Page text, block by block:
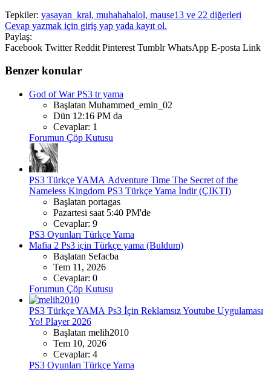
Tepkiler: yasayan_kral, muhahahalol, mause13 ve 22 diğerleri
Cevap yazmak için giriş yap yada kayıt ol.
Paylaş:
Facebook Twitter Reddit Pinterest Tumblr WhatsApp E-posta Link
Benzer konular
God of War PS3 tr yama
Başlatan Muhammed_emin_02
Dün 12:16 PM da
Cevaplar: 1
Forumun Çöp Kutusu
PS3 Türkçe YAMA Adventure Time The Secret of the
Nameless Kingdom PS3 Türkçe Yama İndir (ÇIKTI)
Başlatan portagas
Pazartesi saat 5:40 PM'de
Cevaplar: 9
PS3 Oyunları Türkçe Yama
Mafia 2 Ps3 için Türkçe yama (Buldum)
Başlatan Sefacba
Tem 11, 2026
Cevaplar: 0
Forumun Çöp Kutusu
PS3 Türkçe YAMA Ps3 İçin Reklamsız Youtube Uygulaması
Yo! Player 2026
Başlatan melih2010
Tem 10, 2026
Cevaplar: 4
PS3 Oyunları Türkçe Yama